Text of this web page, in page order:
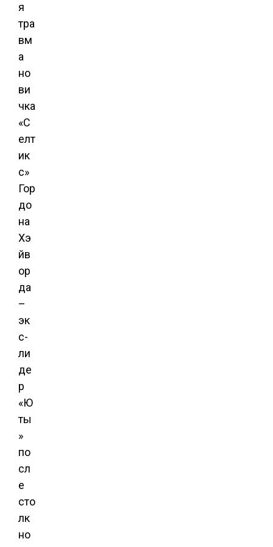
я
тра
вм
а
но
ви
чка
«С
елт
ик
с»
Гор
до
на
Хэ
йв
ор
да
–
эк
с-
ли
де
р
«Ю
ты
»
по
сл
е
сто
лк
но